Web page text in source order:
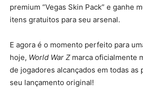
premium “Vegas Skin Pack” e ganhe
itens gratuitos para seu arsenal.
E agora é o momento perfeito para
hoje, World War Zmarca oficialmente
de jogadores alcançados em todas as
seu lançamento original!